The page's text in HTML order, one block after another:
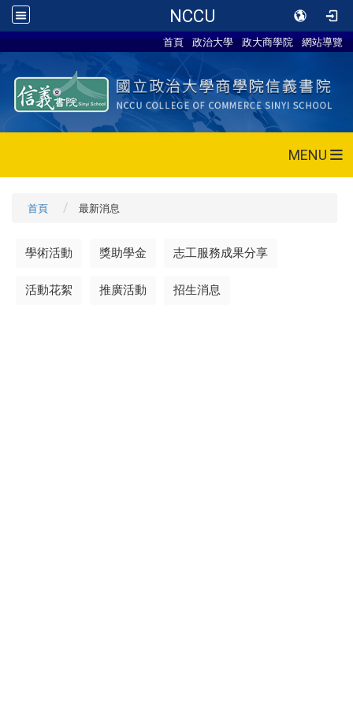
NCCU
首頁 政治大學 政大商學院 網站導覽
MENU
首頁 最新消息
學術活動 獎助學金 志工服務成果分享
活動花絮 推廣活動 招生消息